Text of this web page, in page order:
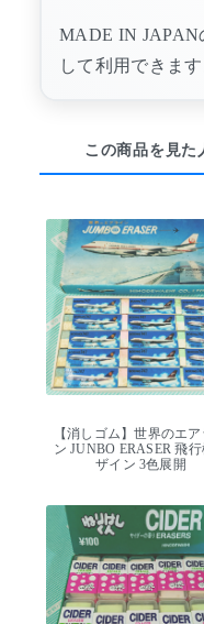
MADE IN JAPAN
して利用できます
この商品を見た
【消しゴム】世界のエア
ン JUNBO ERASER 飛
ザイン 3色展開